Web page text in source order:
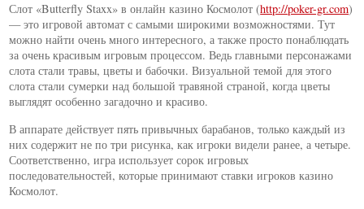
Слот «Butterfly Staxx» в онлайн казино Космолот (http://poker-gr.com)
— это игровой автомат с самыми широкими возможностями. Тут
можно найти очень много интересного, а также просто понаблюдать
за очень красивым игровым процессом. Ведь главными персонажами
слота стали травы, цветы и бабочки. Визуальной темой для этого
слота стали сумерки над большой травяной страной, когда цветы
выглядят особенно загадочно и красиво.
В аппарате действует пять привычных барабанов, только каждый из
них содержит не по три рисунка, как игроки видели ранее, а четыре.
Соответственно, игра использует сорок игровых
последовательностей, которые принимают ставки игроков казино
Космолот.